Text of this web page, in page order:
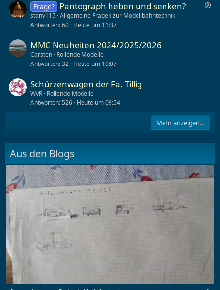
g
Frage? Pantograph heben und senken?
stanv115 Allgemeine Fragen zur Modellbahntechnik
Antworten 60 Heute um 11:37
MMC Neuheiten 2024/2025/2026
Carsten Rollende Modelle
Antworten 32 Heute um 10:07
Schürzenwagen der Fa. Tillig
WvR Rollende Modelle
Antworten 526 Heute um 09:54
Mehr anzeigen…
Aus den Blogs